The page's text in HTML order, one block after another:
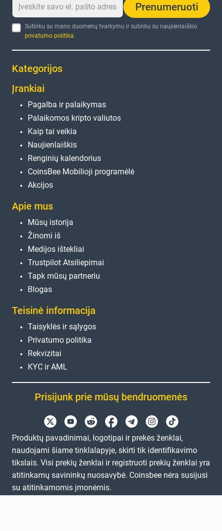
Prenumeruoti
Sutinku su mano duomenų tvarkymu ir sutinku su naujienlaiškio
privatumo politika.
Kategorijos
Įrankiai
Pagalba ir palaikymas
Palaikomos kripto valiutos
Kaip tai veikia
Naujienlaiškis
Renginių kalendorius
CoinsBee Mobilioji programėlė
Akcijos
Apie mus
Mūsų istorija
Žinomi iš
Medijos ištekliai
Trustpilot Atsiliepimai
Tapk mūsų partneriu
Blogas
Teisinė informacija
Taisyklės ir sąlygos
Privatumo politika
Rekvizitai
KYC ir AML
Prisijunk prie mūsų bendruomenės
Produktų pavadinimai, logotipai ir prekės ženklai,
naudojami šiame tinklalapyje, skirti tik identifikavimo
tikslais. Visi prekių ženklai ir registruoti prekių ženklai yra
atitinkamų savininkų nuosavybė. Coinsbee nėra susijusi
su atitinkamomis įmonėmis.